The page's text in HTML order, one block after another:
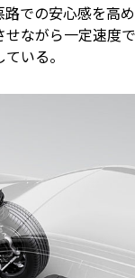
での安心感を高
ながら一定速度
いる。